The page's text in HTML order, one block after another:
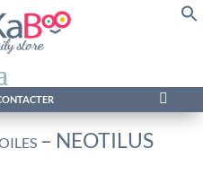

– NEOTILUS